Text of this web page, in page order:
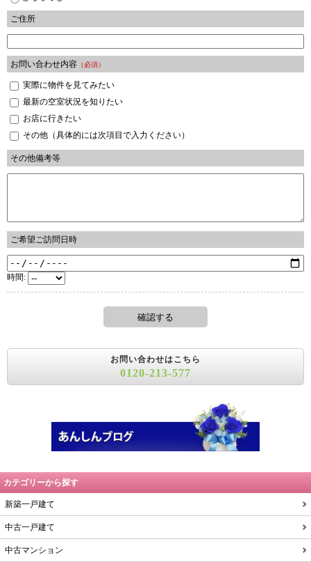
ご住所
お問い合わせ内容 （必須）
実際に物件を見てみたい
最新の空室状況を知りたい
お店に行きたい
その他（具体的には次項目で入力ください）
その他備考等
ご希望ご訪問日時
時間:
お問い合わせはこちら
0120-213-577
カテゴリーから探す
新築一戸建て
中古一戸建て
中古マンション